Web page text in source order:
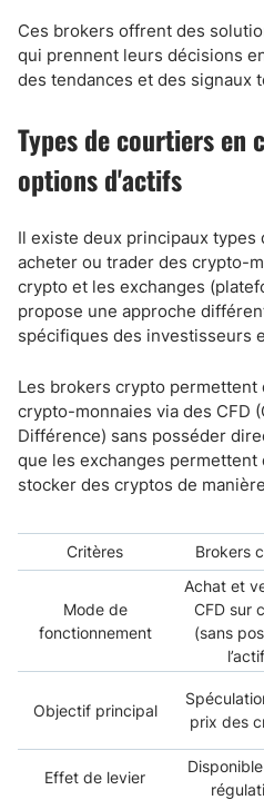
Ces brokers offrent des
qui prennent leurs décisions
des tendances et des signaux
Types de courtiers en
options d'actifs
Il existe deux principaux types
acheter ou trader des crypto-
crypto et les exchanges
propose une approche
spécifiques des investisseurs
Les brokers crypto
crypto-monnaies via des CFD
Différence) sans posséder
que les exchanges permettent
stocker des cryptos de
Critères Brokers
Mode de
fonctionnement
Achat et
CFD sur
(sans
Objectif principal
prix des
Effet de levier